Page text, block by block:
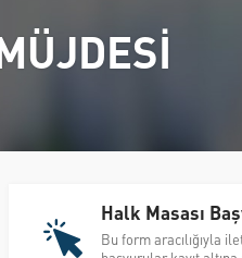
Halk Masası
Bu form aracılığıyla